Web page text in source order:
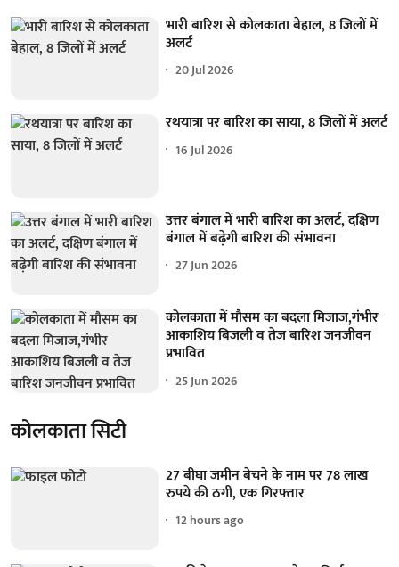
भारी बारिश से कोलकाता बेहाल, 8 जिलों में
अलर्ट
20 Jul 2026
रथयात्रा पर बारिश का साया, 8 जिलों में अलर्ट
16 Jul 2026
उत्तर बंगाल में भारी बारिश का अलर्ट, दक्षिण
बंगाल में बढ़ेगी बारिश की संभावना
27 Jun 2026
कोलकाता में मौसम का बदला मिजाज,गंभीर
आकाशिय बिजली व तेज बारिश जनजीवन
प्रभावित
25 Jun 2026
कोलकाता सिटी
27 बीघा जमीन बेचने के नाम पर 78 लाख
रुपये की ठगी, एक गिरफ्तार
12 hours ago